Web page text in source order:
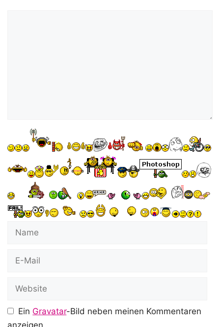
Mail
Ein Gravatar-Bild neben meinen Kommentaren
anzeigen.